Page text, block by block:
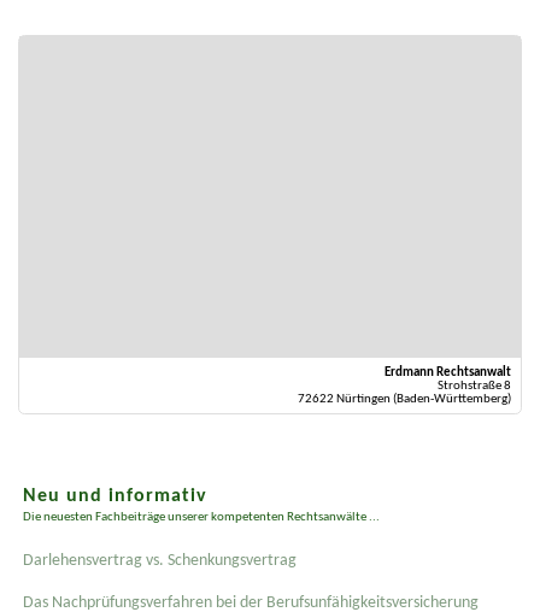
Erdmann Rechtsanwalt
Strohstraße 8
72622 Nürtingen (Baden-Württemberg)
Neu und informativ
Die neuesten Fachbeiträge unserer kompetenten Rechtsanwälte ...
Darlehensvertrag vs. Schenkungsvertrag
Das Nachprüfungsverfahren bei der Berufsunfähigkeitsversicherung